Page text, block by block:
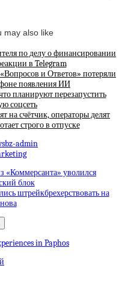
may also like
по делу о финансировании
в Telegram
и Ответов» потеряли
появления ИИ
планируют перезапустить
соцсеть
на счётчик, операторы делят
строго в отпуске
admin
уволился
блок
штрейкбрехерствовать на
in Paphos